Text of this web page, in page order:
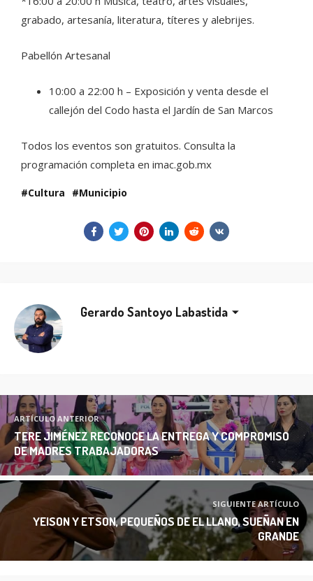
grabado, artesanía, literatura, títeres y alebrijes.
Pabellón Artesanal
10:00 a 22:00 h – Exposición y venta desde el
callejón del Codo hasta el Jardín de San Marcos
Todos los eventos son gratuitos. Consulta la
programación completa en imac.gob.mx
Cultura Municipio
Gerardo Santoyo Labastida
ARTÍCULO ANTERIOR
TERE JIMÉNEZ RECONOCE LA ENTREGA Y COMPROMISO
DE MADRES TRABAJADORAS
SIGUIENTE ARTÍCULO
YEISON Y ETSON, PEQUEÑOS DE EL LLANO, SUEÑAN EN
GRANDE